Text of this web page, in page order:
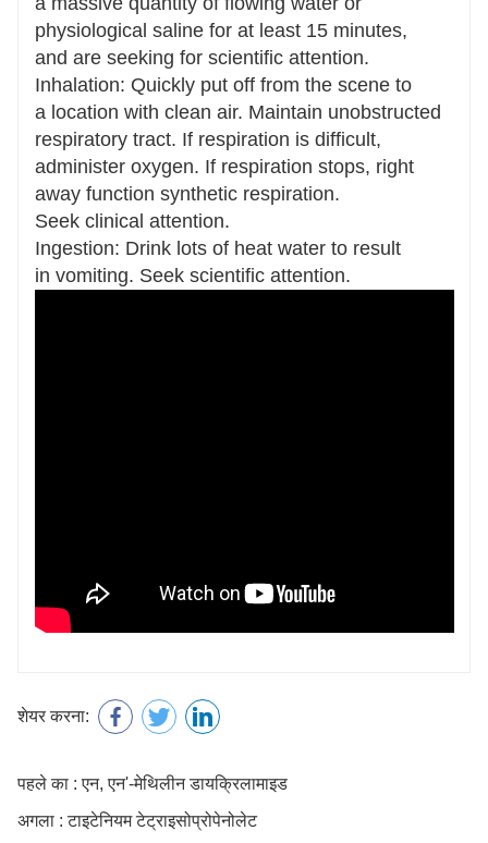
physiological saline for at least 15 minutes,
and are seeking for scientific attention.
Inhalation: Quickly put off from the scene to
a location with clean air. Maintain unobstructed
respiratory tract. If respiration is difficult,
administer oxygen. If respiration stops, right
away function synthetic respiration.
Seek clinical attention.
Ingestion: Drink lots of heat water to result
in vomiting. Seek scientific attention.
शेयर करना:
पहले का : एन, एन'-मेथिलीन डायक्रिलामाइड
अगला : टाइटेनियम टेट्राइसोप्रोपेनोलेट